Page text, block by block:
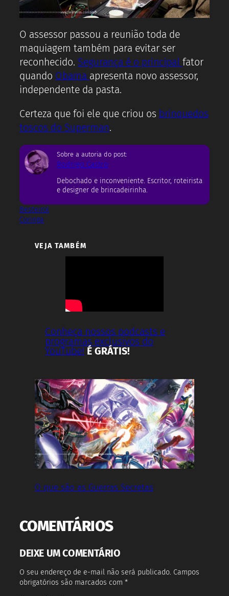
O assessor passou a reunião toda de
maquiagem também para evitar ser
reconhecido. Segurança é o principal fator
quando Obama apresenta novo assessor,
independente da pasta.
Certeza que foi ele que criou os brinquedos
toscos do Superman.
Sobre a autoria do post:
Rodrigo Castro
Debochado e inconveniente. Escritor, roteirista
e designer de brincadeirinha.
Besteirol
Coringa
VEJA TAMBÉM
Conheça nossos podcasts e
programas exclusivos do
YouTube! É GRÁTIS!
O que são as Guerras Secretas
COMENTÁRIOS
DEIXE UM COMENTÁRIO
O seu endereço de e-mail não será publicado. Campos
obrigatórios são marcados com *